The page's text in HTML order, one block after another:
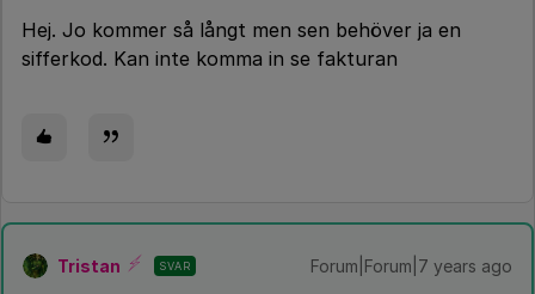
Hej. Jo kommer så långt men sen behöver ja en
sifferkod. Kan inte komma in se fakturan
Tristan SVAR Forum|Forum|7 years ago